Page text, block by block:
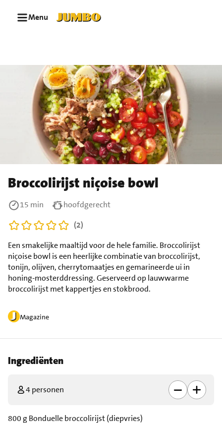
Menu
Broccolirijst niçoise bowl
Magazine
Een smakelijke maaltijd voor de hele familie. Broccolirijst
niçoise bowl is een heerlijke combinatie van broccolirijst,
tonijn, olijven, cherrytomaatjes en gemarineerde ui in
honing-mosterddressing. Geserveerd op lauwwarme
broccolirijst met kappertjes en stokbrood.
15 min
hoofdgerecht
(2)
Ingrediënten
4 personen
800 g Bonduelle broccolirijst (diepvries)